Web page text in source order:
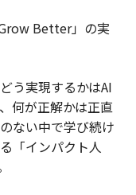
Better」の実
う実現するかはAI
何が正解かは正直
ない中で学び続け
「インパクト人